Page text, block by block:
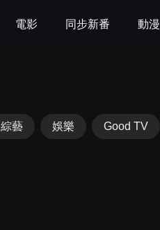
電影 同步新番 動漫
綜藝 娛樂 Good TV